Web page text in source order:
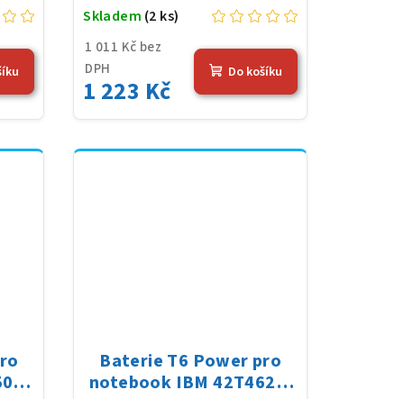
1 011 Kč bez
DPH
1 223 Kč
Skladem (2 ks)
Do košíku
Baterie T6 Power pro
notebook IBM 42T4620,